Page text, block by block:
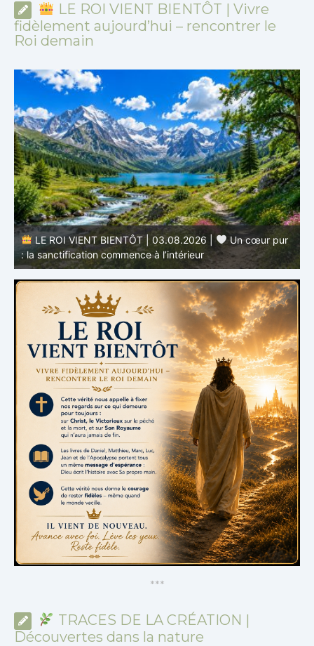
LE ROI VIENT BIENTÔT | Vivre
fidèlement aujourd’hui – rencontrer le
Roi demain
LE ROI VIENT BIENTÔT | 03.08.2026 |
Un cœur pur
: la sanctification commence à l’intérieur
***
TRACES DE LA CRÉATION |
Découvertes dans la nature